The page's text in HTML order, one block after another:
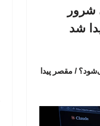
شد
/ مقصر پیدا